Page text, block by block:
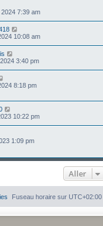
7:39 am
10:08 am
3:40 pm
8:18 pm
10:22 pm
1:09 pm
Aller
Fuseau horaire sur UTC+02:00